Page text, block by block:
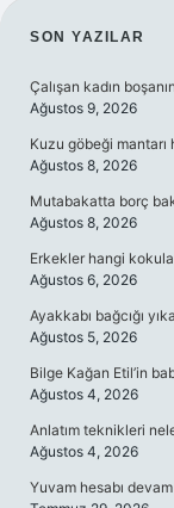
SON YAZILAR
Çalışan kadın
Ağustos 9, 2026
Kuzu göbeği mantarı
Ağustos 8, 2026
Mutabakatta borç
Ağustos 8, 2026
Erkekler hangi
Ağustos 6, 2026
Ayakkabı bağcığı
Ağustos 5, 2026
Bilge Kağan Etil’in
Ağustos 4, 2026
Anlatım teknikleri
Ağustos 4, 2026
Yuvam hesabı